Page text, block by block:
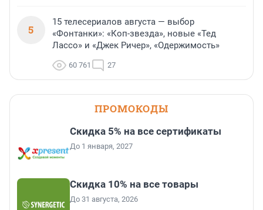
5
15 телесериалов августа — выбор
«Фонтанки»: «Коп-звезда», новые «Тед
Лассо» и «Джек Ричер», «Одержимость»
60 761 27
ПРОМОКОДЫ
Скидка 5% на все сертификаты
До 1 января, 2027
Скидка 10% на все товары
До 31 августа, 2026